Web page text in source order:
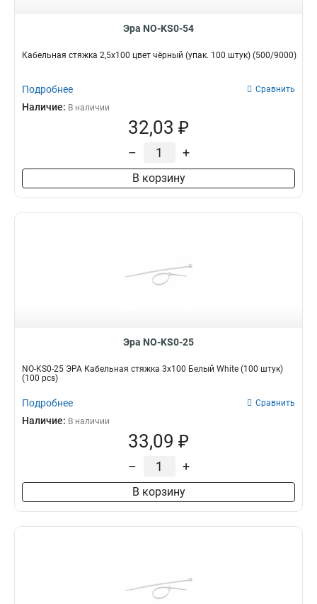
Эра NO-KS0-54
Кабельная стяжка 2,5х100 цвет чёрный (упак. 100 штук) (500/9000)
Подробнее Сравнить
Наличие: В наличии
32,03 ₽
– +
В корзину
Эра NO-KS0-25
NO-KS0-25 ЭРА Кабельная стяжка 3х100 Белый White (100 штук)
(100 pcs)
Подробнее Сравнить
Наличие: В наличии
33,09 ₽
– +
В корзину